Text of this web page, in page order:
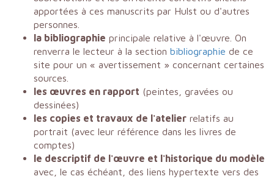
apportées à ces manuscrits par Hulst ou d'autres
personnes.
la bibliographie principale relative à l'œuvre. On
renverra le lecteur à la section bibliographie de ce
site pour un « avertissement » concernant certaines
sources.
les œuvres en rapport (peintes, gravées ou
dessinées)
les copies et travaux de l'atelier relatifs au
portrait (avec leur référence dans les livres de
comptes)
le descriptif de l'œuvre et l'historique du modèle
avec, le cas échéant, des liens hypertexte vers des